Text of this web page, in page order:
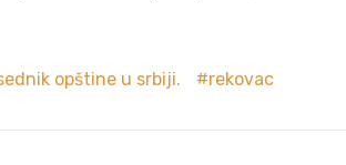
opštine u srbiji. rekovac